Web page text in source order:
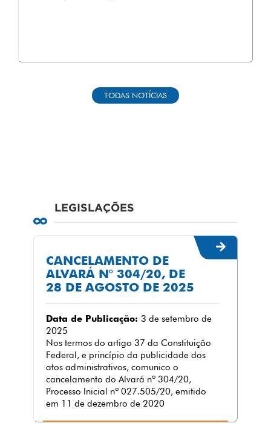
TODAS NOTÍCIAS
LEGISLAÇÕES
CANCELAMENTO DE
ALVARÁ N° 304/20, DE
28 DE AGOSTO DE 2025
Data de Publicação: 3 de setembro de
2025
Nos termos do artigo 37 da Constituição
Federal, e princípio da publicidade dos
atos administrativos, comunico o
cancelamento do Alvará nº 304/20,
Processo Inicial nº 027.505/20, emitido
em 11 de dezembro de 2020